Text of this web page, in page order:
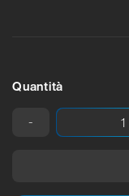
Quantità
-